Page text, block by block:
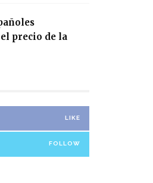
precio de la
LIKE
FOLLOW